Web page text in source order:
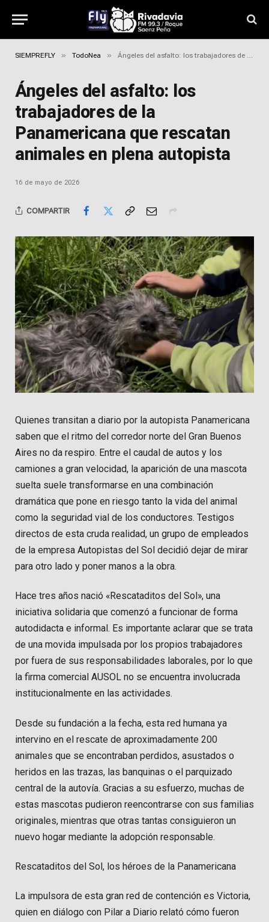
SIEMPREFLY » TodoNea » Ángeles del asfalto: los trabajadores de la Panamericana que rescatan animales en plena autopista
Ángeles del asfalto: los
trabajadores de la
Panamericana que rescatan
animales en plena autopista
16 de mayo de 2026
COMPARTIR
Quienes transitan a diario por la autopista Panamericana
saben que el ritmo del corredor norte del Gran Buenos
Aires no da respiro. Entre el caudal de autos y los
camiones a gran velocidad, la aparición de una mascota
suelta suele transformarse en una combinación
dramática que pone en riesgo tanto la vida del animal
como la seguridad vial de los conductores. Testigos
directos de esta cruda realidad, un grupo de empleados
de la empresa Autopistas del Sol decidió dejar de mirar
para otro lado y poner manos a la obra.
Hace tres años nació «Rescataditos del Sol», una
iniciativa solidaria que comenzó a funcionar de forma
autodidacta e informal. Es importante aclarar que se trata
de una movida impulsada por los propios trabajadores
por fuera de sus responsabilidades laborales, por lo que
la firma comercial AUSOL no se encuentra involucrada
institucionalmente en las actividades.
Desde su fundación a la fecha, esta red humana ya
intervino en el rescate de aproximadamente 200
animales que se encontraban perdidos, asustados o
heridos en las trazas, las banquinas o el parquizado
central de la autovía. Gracias a su esfuerzo, muchas de
estas mascotas pudieron reencontrarse con sus familias
originales, mientras que otras tantas consiguieron un
nuevo hogar mediante la adopción responsable.
Rescataditos del Sol, los héroes de la Panamericana
La impulsora de esta gran red de contención es Victoria,
quien en diálogo con Pilar a Diario relató cómo fueron